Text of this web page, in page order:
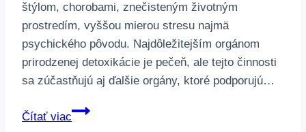
štýlom, chorobami, znečisteným životným
prostredím, vyššou mierou stresu najmä
psychického pôvodu. Najdôležitejším orgánom
prirodzenej detoxikácie je pečeň, ale tejto činnosti
sa zúčastňujú aj ďalšie orgány, ktoré podporujú…
Čítať viac
Prirodzená